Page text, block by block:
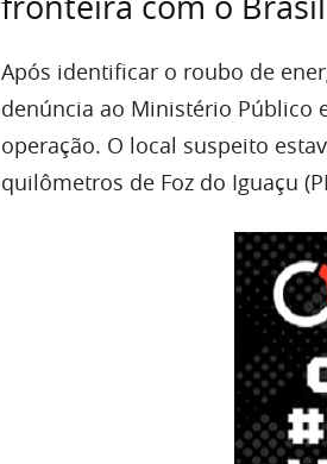
Após identificar o roubo de
denúncia ao Ministério Público
operação. O local suspeito
quilômetros de Foz do Iguaçu